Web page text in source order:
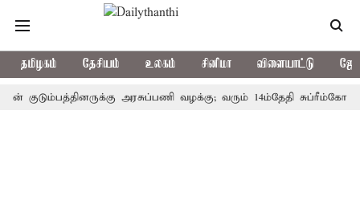
தமிழகம் தேசியம் உலகம் சினிமா விளையாட்டு
அரசுப்பணி வழக்கு; வரும் 14ம்தேதி சுப்ரீம்கோர்ட்டில்